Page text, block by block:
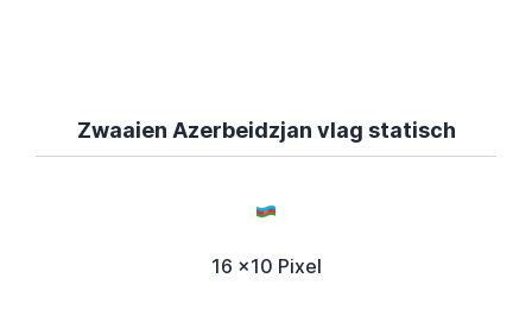
Zwaaien Azerbeidzjan vlag statisch
16 x10 Pixel